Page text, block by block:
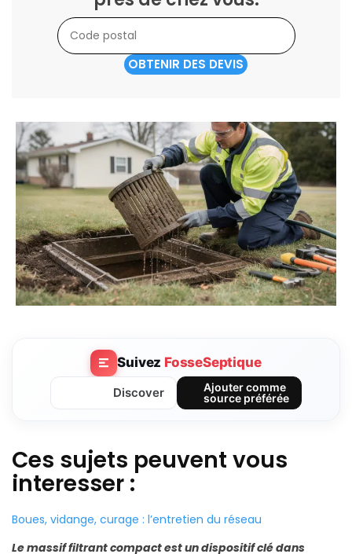
OBTENIR DES DEVIS
Suivez FosseSeptique
Discover
Ajouter comme
source préférée
Ces sujets peuvent vous
interesser :
Boues, vidange, curage : l’entretien du réseau
Le massif filtrant compact est un dispositif clé dans